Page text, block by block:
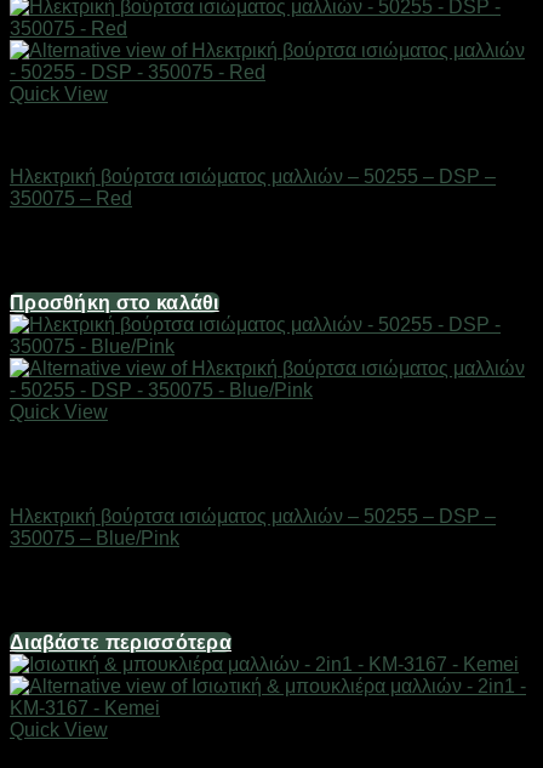
Quick View
Ηλεκτρική βούρτσα ισιώματος μαλλιών – 50255 – DSP –
350075 – Red
Προσθήκη στο καλάθι
Quick View
Ηλεκτρική βούρτσα ισιώματος μαλλιών – 50255 – DSP –
350075 – Blue/Pink
Διαβάστε περισσότερα
Quick View